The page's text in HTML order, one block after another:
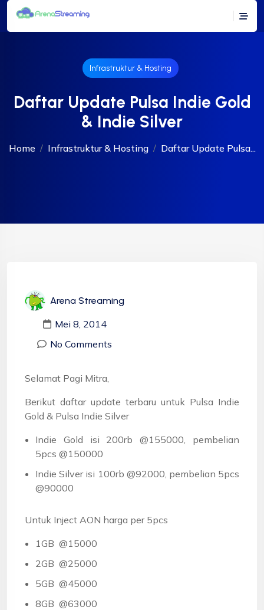
Infrastruktur & Hosting
Daftar Update Pulsa Indie Gold
& Indie Silver
Home Infrastruktur & Hosting Daftar Update Pulsa...
Arena Streaming
Mei 8, 2014
No Comments
Selamat Pagi Mitra,
Berikut daftar update terbaru untuk Pulsa Indie
Gold & Pulsa Indie Silver
Indie Gold isi 200rb @155000, pembelian
5pcs @150000
Indie Silver isi 100rb @92000, pembelian 5pcs
@90000
Untuk Inject AON harga per 5pcs
1GB @15000
2GB @25000
5GB @45000
8GB @63000